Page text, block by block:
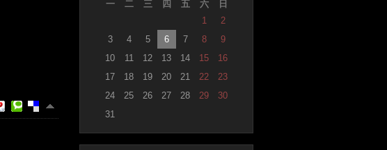
一
二 三 四 五 六
日
1
2
3
4 5 6 7 8
9
10
11 12 13 14 15
16
17
18 19 20 21 22
23
24
25 26 27 28 29
30
31